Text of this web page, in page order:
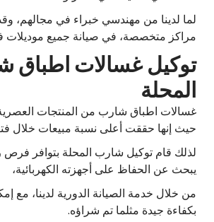
لما لدينا من مهندسي خبراء في مجالهم،
مراكز متخصصة، في صيانة جميع موديلات
توكيل غسالات اطباق
المحلة
غسالات اطباق شارب من المنتجات
حيث إنها حققت أعلى نسبة مبيعات خلال
لذلك قام توكيل شارب المحلة بتوافر فرص
يبحث عن الحفاظ على أجهزته الكهربائية،
من خلال خدمة الصيانة الدورية لدينا، مع
بكفاءة جيدة مثلما تم شراؤه.